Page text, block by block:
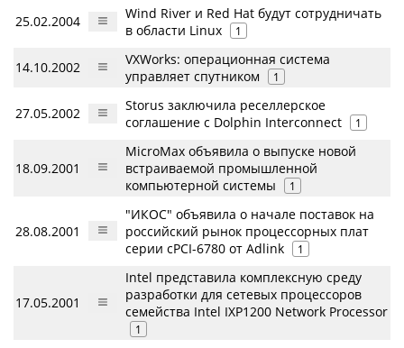
25.02.2004
Wind River и Red Hat будут сотрудничать
в области Linux
1
14.10.2002
VXWorks: операционная система
управляет спутником
1
27.05.2002
Storus заключила реселлерское
соглашение с Dolphin Interconnect
1
18.09.2001
МicroMax объявила о выпуске новой
встраиваемой промышленной
компьютерной системы
1
28.08.2001
"ИКОС" объявила о начале поставок на
российский рынок процессорных плат
серии cPCI-6780 от Adlink
1
17.05.2001
Intel представила комплексную среду
разработки для сетевых процессоров
семейства Intel IXP1200 Network Processor
1